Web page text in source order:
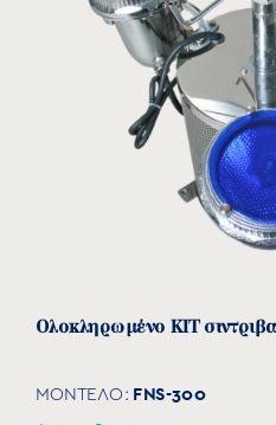
TJ-3 3
TJ-6E 6
Ολοκληρωμένο KIT
ΜΟΝΤΕΛΟ: FNS-300